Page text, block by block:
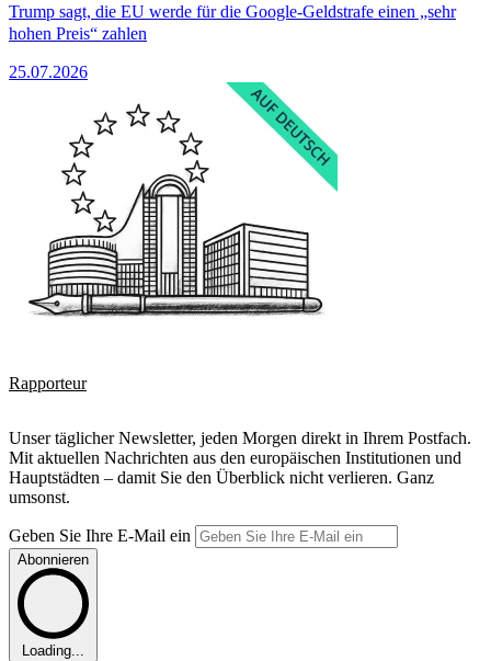
Trump sagt, die EU werde für die Google-Geldstrafe einen „sehr
hohen Preis“ zahlen
25.07.2026
Rapporteur
Unser täglicher Newsletter, jeden Morgen direkt in Ihrem Postfach.
Mit aktuellen Nachrichten aus den europäischen Institutionen und
Hauptstädten – damit Sie den Überblick nicht verlieren. Ganz
umsonst.
Geben Sie Ihre E-Mail ein
Abonnieren
Loading...